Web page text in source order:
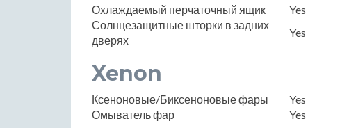
Охлаждаемый перчаточный ящик
Yes
Солнцезащитные шторки в задних
дверях
Yes
Xenon
Ксеноновые/Биксеноновые фары
Yes
Омыватель фар
Yes